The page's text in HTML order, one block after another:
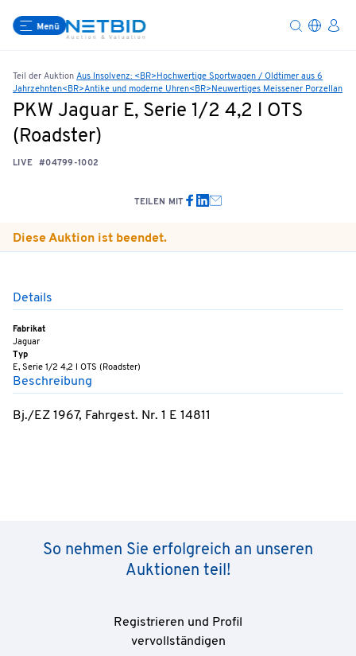
Menü
Teil der Auktion Aus Insolvenz: <BR>Hochwertige Sportwagen / Oldtimer aus 6
Jahrzehnten<BR>Antike und moderne Uhren<BR>Neuwertiges Meissener Porzellan
PKW Jaguar E, Serie 1/2 4,2 l OTS
(Roadster)
LIVE #04799-1002
TEILEN MIT
Diese Auktion ist beendet.
Details
Fabrikat
Jaguar
Typ
E, Serie 1/2 4,2 l OTS (Roadster)
Beschreibung
Bj./EZ 1967, Fahrgest. Nr. 1 E 14811
So nehmen Sie erfolgreich an unseren
Auktionen teil!
Registrieren und Profil
vervollständigen